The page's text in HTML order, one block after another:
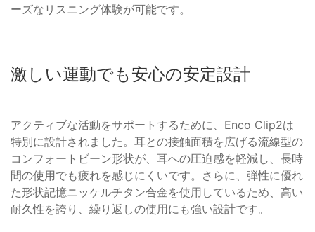
ーズなリスニング体験が可能です。
激しい運動でも安心の安定設計
アクティブな活動をサポートするために、Enco Clip2は
特別に設計されました。耳との接触面積を広げる流線型の
コンフォートビーン形状が、耳への圧迫感を軽減し、長時
間の使用でも疲れを感じにくいです。さらに、弾性に優れ
た形状記憶ニッケルチタン合金を使用しているため、高い
耐久性を誇り、繰り返しの使用にも強い設計です。